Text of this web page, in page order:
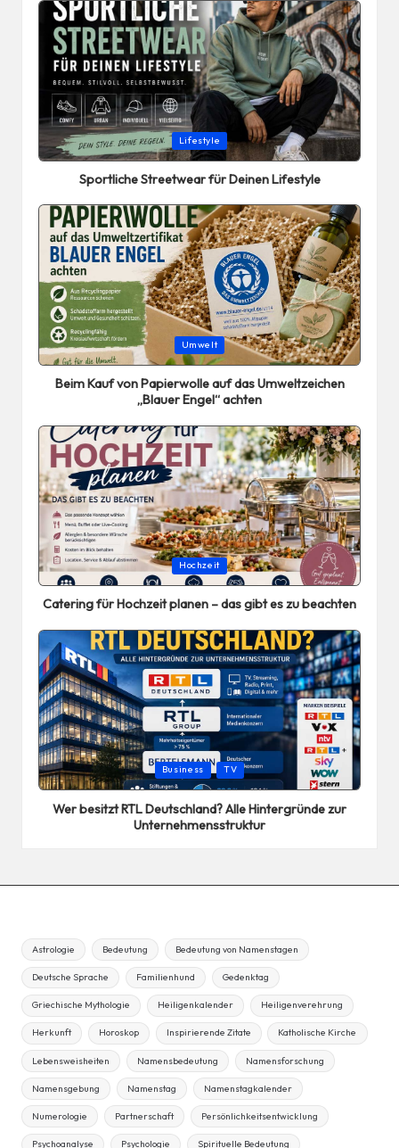
Posted
in
Lifestyle
Sportliche Streetwear für Deinen Lifestyle
Posted
in
Umwelt
Beim Kauf von Papierwolle auf das Umweltzeichen
„Blauer Engel“ achten
Posted
in
Hochzeit
Catering für Hochzeit planen – das gibt es zu beachten
Posted
in
Business TV
Wer besitzt RTL Deutschland? Alle Hintergründe zur
Unternehmensstruktur
Astrologie Bedeutung Bedeutung von Namenstagen
Deutsche Sprache Familienhund Gedenktag
Griechische Mythologie Heiligenkalender Heiligenverehrung
Herkunft Horoskop Inspirierende Zitate Katholische Kirche
Lebensweisheiten Namensbedeutung Namensforschung
Namensgebung Namenstag Namenstagkalender
Numerologie Partnerschaft Persönlichkeitsentwicklung
Psychoanalyse Psychologie Spirituelle Bedeutung